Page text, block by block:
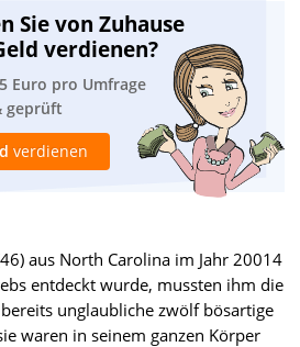
Sie von Zuhause
verdienen?
Euro pro Umfrage
geprüft
verdienen
aus North Carolina im Jahr 20014
entdeckt wurde, mussten ihm die
unglaubliche zwölf bösartige
waren in seinem ganzen Körper